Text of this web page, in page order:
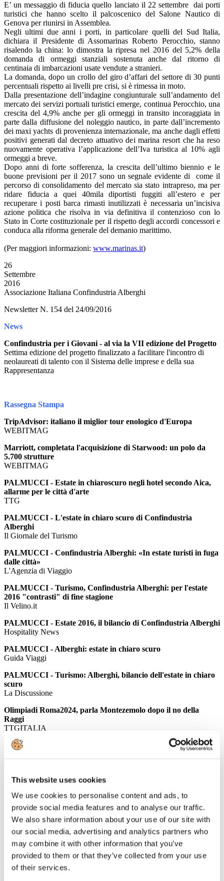
This website uses cookies
We use cookies to personalise content and ads, to
provide social media features and to analyse our traffic.
We also share information about your use of our site with
our social media, advertising and analytics partners who
may combine it with other information that you’ve
provided to them or that they’ve collected from your use
of their services.
E’ un messaggio di fiducia quello lanciato il 22 settembre dai porti
turistici che hanno scelto il palcoscenico del Salone Nautico di
Genova per riunirsi in Assemblea.
Negli ultimi due anni i porti, in particolare quelli del Sud Italia,
dichiara il Presidente di Assomarinas Roberto Perocchio, stanno
risalendo la china: lo dimostra la ripresa nel 2016 del 5,2% della
domanda di ormeggi stanziali sostenuta anche dal ritorno di
centinaia di imbarcazioni usate vendute a stranieri.
La domanda, dopo un crollo del giro d’affari del settore di 30 punti
percentuali rispetto ai livelli pre crisi, si è rimessa in moto.
Dalla presentazione dell’indagine congiunturale sull’andamento del
mercato dei servizi portuali turistici emerge, continua Perocchio, una
crescita del 4,9% anche per gli ormeggi in transito incoraggiata in
parte dalla diffusione del noleggio nautico, in parte dall’incremento
dei maxi yachts di provenienza internazionale, ma anche dagli effetti
positivi generati dal decreto attuativo dei marina resort che ha reso
nuovamente operativa l’applicazione dell’Iva turistica al 10% agli
ormeggi a breve.
Dopo anni di forte sofferenza, la crescita dell’ultimo biennio e le
buone previsioni per il 2017 sono un segnale evidente di come il
percorso di consolidamento del mercato sia stato intrapreso, ma per
ridare fiducia a quei 40mila diportisti fuggiti all’estero e per
recuperare i posti barca rimasti inutilizzati è necessaria un’incisiva
azione politica che risolva in via definitiva il contenzioso con lo
Stato in Corte costituzionale per il rispetto degli accordi concessori e
conduca alla riforma generale del demanio marittimo.
(Per maggiori informazioni: www.marinas.it)
26
Settembre
2016
Associazione Italiana Confindustria Alberghi
Newsletter N. 154 del 24/09/2016
News
Confindustria per i Giovani - al via la VII edizione del Progetto
Settima edizione del progetto finalizzato a facilitare l'incontro di
neolaureati di talento con il Sistema delle imprese e della sua
Rappresentanza
Rassegna Stampa
TripAdvisor: italiano il miglior tour enologico d'Europa
WEBITMAG
Marriott, completata l'acquisizione di Starwood: un polo da
5.700 strutture
WEBITMAG
PALMUCCI - Estate in chiaroscuro negli hotel secondo Aica,
allarme per le città d'arte
TTG
PALMUCCI - L'estate in chiaro scuro di Confindustria
Alberghi
Il Giornale del Turismo
PALMUCCI - Confindustria Alberghi: «In estate turisti in fuga
dalle città»
L'Agenzia di Viaggio
PALMUCCI - Turismo, Confindustria Alberghi: per l'estate
2016 "contrasti" di fine stagione
Il Velino.it
PALMUCCI - Estate 2016, il bilancio di Confindustria Alberghi
Hospitality News
PALMUCCI - Alberghi: estate in chiaro scuro
Guida Viaggi
PALMUCCI - Turismo: Alberghi, bilancio dell'estate in chiaro
scuro
La Discussione
Olimpiadi Roma2024, parla Montezemolo dopo il no della
Raggi
TTGITALIA
Venezia da record: 10 milioni di presenze nel 2015
TRAVELNOSTOP
Milano alla conquista dei turisti giapponesi
GUIDA VIAGGI
Albergatori, attenti: il viaggiatore cinese si conquista con la
camera Fengshui e ristoranti gourmand
ITALIAN VENUE
PALMUCCI: Confindustria Alberghi, estate 2016: sale il mare
scendono le città d'arte